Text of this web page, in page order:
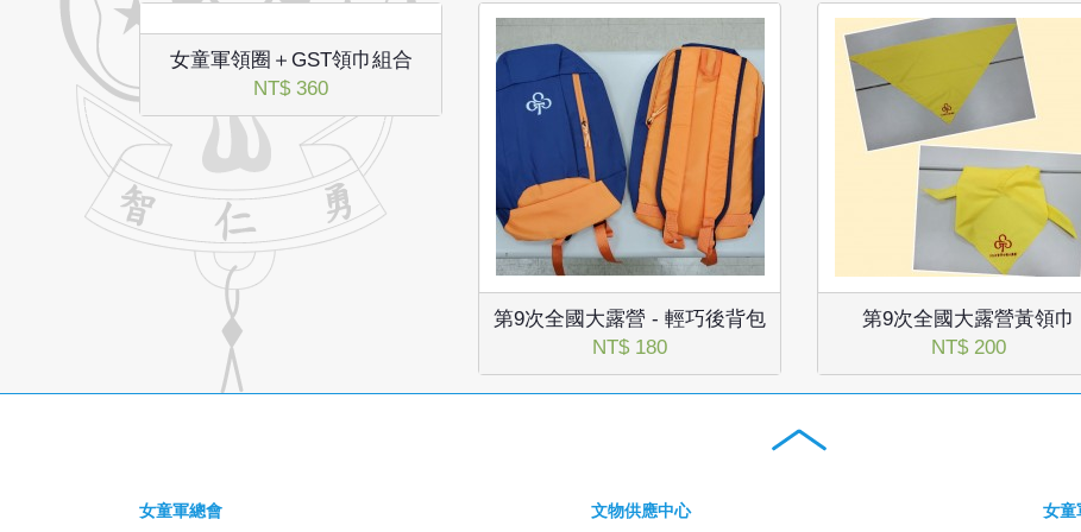
女童軍領圈＋GST領巾組合
NT$ 360
第9次全國大露營 - 輕巧後背包
NT$ 180
第9次全國大露營黃領巾
NT$ 200
女童軍總會 文物供應中心 女童